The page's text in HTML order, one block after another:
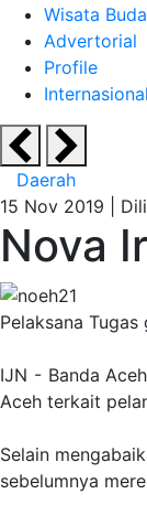
Wisata
Advertorial
Profile
Internasional
Daerah
15 Nov 2019 |
Nova
Pelaksana
IJN - Banda
Aceh terkait
Selain
sebelumnya